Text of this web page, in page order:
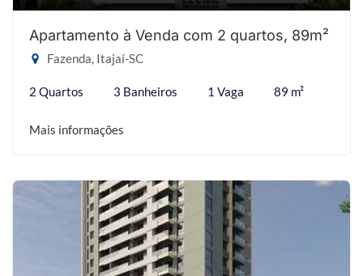
Apartamento à Venda com 2 quartos, 89m²
Fazenda, Itajaí-SC
2 Quartos 3 Banheiros 1 Vaga 89 m²
Mais informações